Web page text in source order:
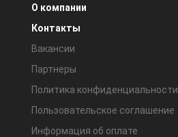
О компании
Контакты
Вакансии
Партнеры
Политика конфиденциальности
Пользовательское соглашение
Информация об оплате